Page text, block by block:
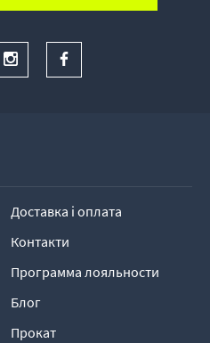
Доставка і оплата
Контакти
Программа лояльности
Блог
Прокат